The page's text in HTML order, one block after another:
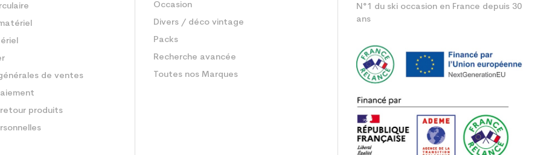
de ventes
produits
Occasion
Divers / déco vintage
Packs
Recherche avancée
Toutes nos Marques
N°1 du ski occasion en France depuis 30
ans